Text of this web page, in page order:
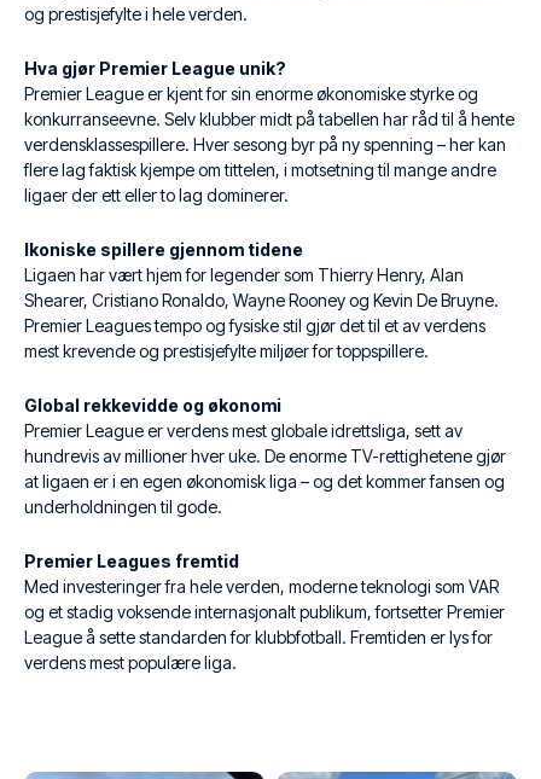
og prestisjefylte i hele verden.
Hva gjør Premier League unik?
Premier League er kjent for sin enorme økonomiske styrke og
konkurranseevne. Selv klubber midt på tabellen har råd til å hente
verdensklassespillere. Hver sesong byr på ny spenning – her kan
flere lag faktisk kjempe om tittelen, i motsetning til mange andre
ligaer der ett eller to lag dominerer.
Ikoniske spillere gjennom tidene
Ligaen har vært hjem for legender som Thierry Henry, Alan
Shearer, Cristiano Ronaldo, Wayne Rooney og Kevin De Bruyne.
Premier Leagues tempo og fysiske stil gjør det til et av verdens
mest krevende og prestisjefylte miljøer for toppspillere.
Global rekkevidde og økonomi
Premier League er verdens mest globale idrettsliga, sett av
hundrevis av millioner hver uke. De enorme TV-rettighetene gjør
at ligaen er i en egen økonomisk liga – og det kommer fansen og
underholdningen til gode.
Premier Leagues fremtid
Med investeringer fra hele verden, moderne teknologi som VAR
og et stadig voksende internasjonalt publikum, fortsetter Premier
League å sette standarden for klubbfotball. Fremtiden er lys for
verdens mest populære liga.